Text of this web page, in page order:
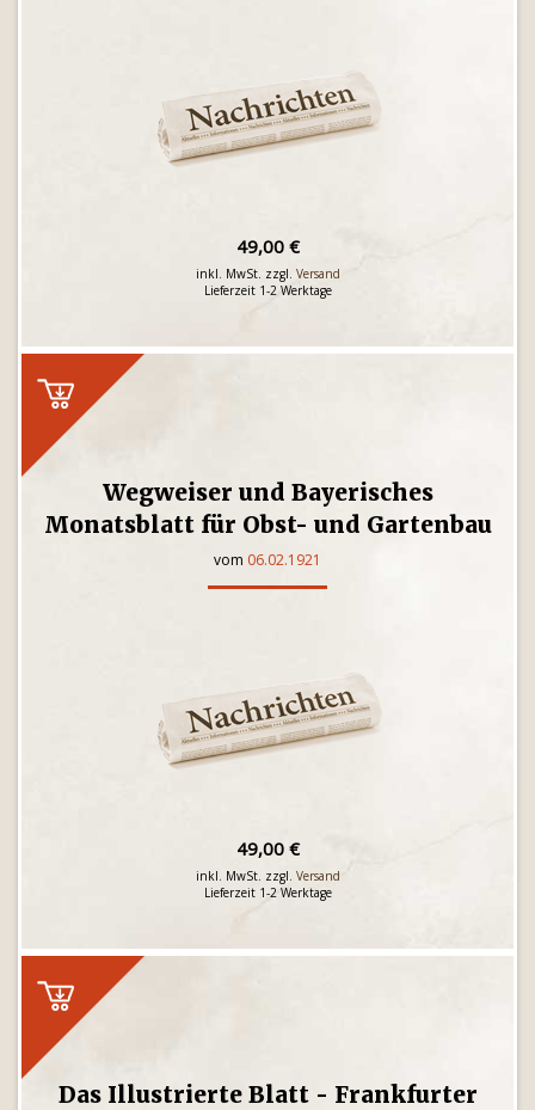
49,00 €
inkl. MwSt. zzgl. Versand
Lieferzeit 1-2 Werktage
Wegweiser und Bayerisches
Monatsblatt für Obst- und Gartenbau
vom 06.02.1921
49,00 €
inkl. MwSt. zzgl. Versand
Lieferzeit 1-2 Werktage
Das Illustrierte Blatt - Frankfurter